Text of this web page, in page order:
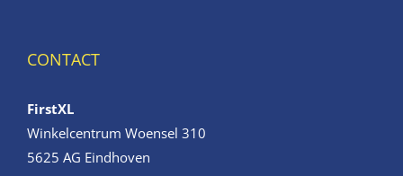
CONTACT
FirstXL
Winkelcentrum Woensel 310
5625 AG Eindhoven